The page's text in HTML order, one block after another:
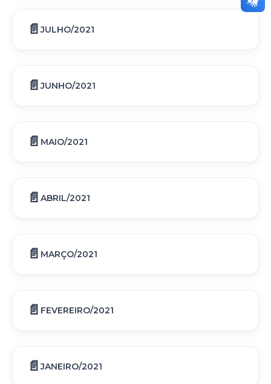
JULHO/2021
JUNHO/2021
MAIO/2021
ABRIL/2021
MARÇO/2021
FEVEREIRO/2021
JANEIRO/2021